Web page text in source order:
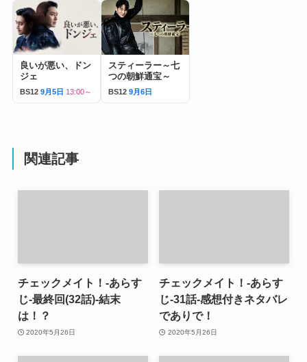
良いが悪い、ドン
ジェ
BS12 9月5日 13:00～
スティーラー～七
つの朝鮮通宝～
BS12 9月6日
関連記事
チェックメイト！-あらす
じ-最終回(32話)-結末
は！？
2020年5月26日
チェックメイト！-あらす
じ-31話-感想付きネタバレ
でありで！
2020年5月26日